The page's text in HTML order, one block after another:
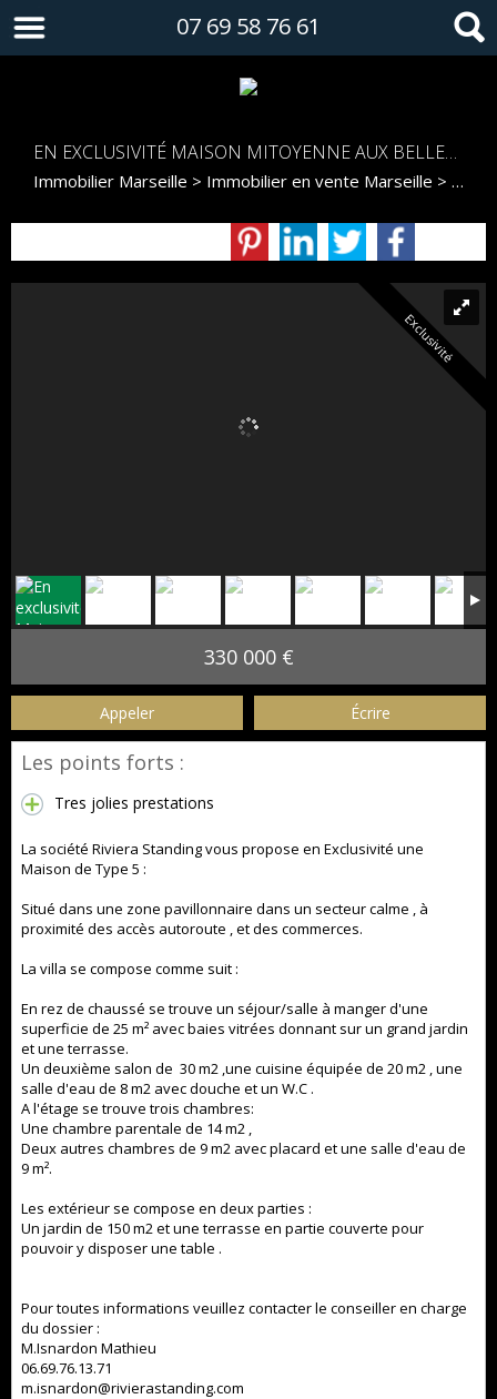
07 69 58 76 61
EN EXCLUSIVITÉ MAISON MITOYENNE AUX BELLES PRESTATIONS
Immobilier Marseille > Immobilier en vente Marseille >
Exclusivité
330 000 €
Appeler Écrire
Les points forts :
Tres jolies prestations
La société Riviera Standing vous propose en Exclusivité une
Maison de Type 5 :
Situé dans une zone pavillonnaire dans un secteur calme , à
proximité des accès autoroute , et des commerces.
La villa se compose comme suit :
En rez de chaussé se trouve un séjour/salle à manger d'une
superficie de 25 m² avec baies vitrées donnant sur un grand jardin
et une terrasse.
Un deuxième salon de 30 m2 ,une cuisine équipée de 20 m2 , une
salle d'eau de 8 m2 avec douche et un W.C .
A l'étage se trouve trois chambres:
Une chambre parentale de 14 m2 ,
Deux autres chambres de 9 m2 avec placard et une salle d'eau de
9 m².
Les extérieur se compose en deux parties :
Un jardin de 150 m2 et une terrasse en partie couverte pour
pouvoir y disposer une table .
Pour toutes informations veuillez contacter le conseiller en charge
du dossier :
M.Isnardon Mathieu
06.69.76.13.71
m.isnardon@rivierastanding.com